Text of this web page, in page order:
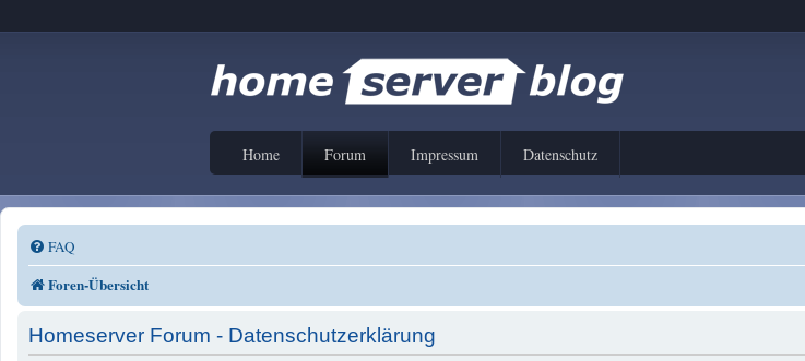
Home Forum Impressum Datenschutz
FAQ
Foren-Übersicht
Homeserver Forum - Datenschutzerklärung